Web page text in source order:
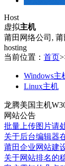
Host
虚拟主机
莆田网络公司,
hosting
当前位置： 首页
Windows主
Linux主机
龙腾美国主机
网站公告
批量上传图片请
关于后台编辑器
莆田企业网站建
关于网站排名的